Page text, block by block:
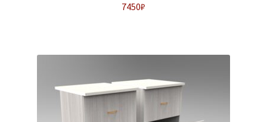
7450₽